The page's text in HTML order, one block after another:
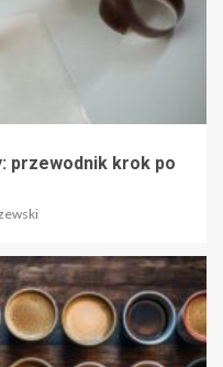
przewodnik krok po